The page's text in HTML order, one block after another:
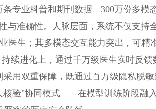
专业科普和期刊数据、300万份多模
与准确性。人脉层面，系统不仅支持
医生；其多模态交互能力突出，可精
续进化上，通过千万级医生实时反馈
用双重保障，既通过百万级隐私脱敏
核验"协同模式——在模型训练阶段融入